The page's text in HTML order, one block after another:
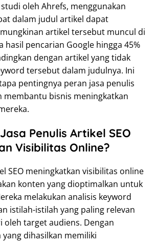
oleh Ahrefs, menggunakan
dalam judul artikel dapat
artikel tersebut muncul di
hasil pencarian Google hingga 45%
dengan artikel yang tidak
tersebut dalam judulnya. Ini
pentingnya peran jasa penulis
membantu bisnis meningkatkan
Penulis Artikel SEO
Visibilitas Online?
SEO meningkatkan visibilitas online
konten yang dioptimalkan untuk
melakukan analisis keyword
istilah-istilah yang paling relevan
oleh target audiens. Dengan
dihasilkan memiliki